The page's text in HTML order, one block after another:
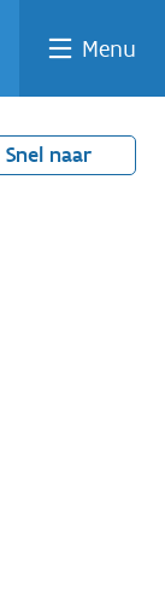
Menu
Snel naar